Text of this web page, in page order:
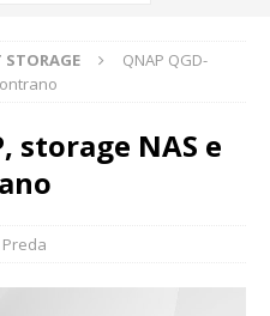
STORAGE
QNAP QGD-
storage NAS e